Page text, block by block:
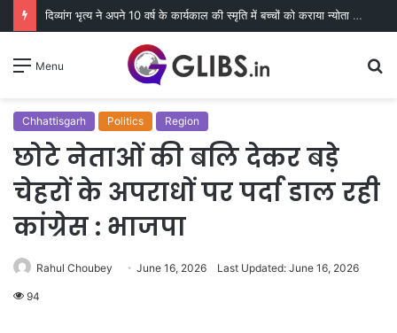
दिव्यांग भृत्य ने अपने 10 वर्ष के कार्यकाल की स्मृति में बच्चों को कराया न्योता भोज
Menu
Chhattisgarh Politics Region
छोटे नेताओं की बलि देकर बड़े
चेहरों के अपराधों पर पर्दा डाल रही
कांग्रेस : भाजपा
Rahul Choubey June 16, 2026 Last Updated: June 16, 2026
94